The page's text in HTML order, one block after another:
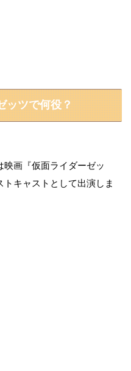
ッツで何役？
画『仮面ライダーゼッ
キャストとして出演しま